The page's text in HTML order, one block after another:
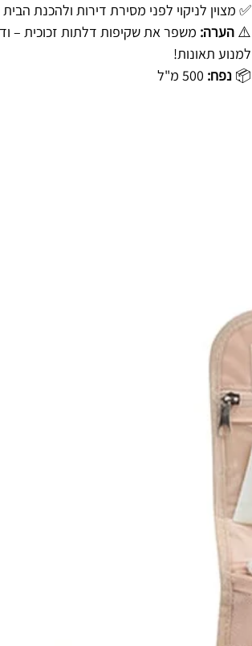
✅ מצוין לניקוי לפני מסירת דירות ולהכנת
⚠️ הערה: משפר את שקיפות דלתות זכוכית –
למנוע תאונות!
📦 נפח: